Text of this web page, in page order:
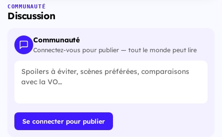
COMMUNAUTÉ
Discussion
Communauté
Connectez-vous pour publier — tout le monde peut lire
Se connecter pour publier